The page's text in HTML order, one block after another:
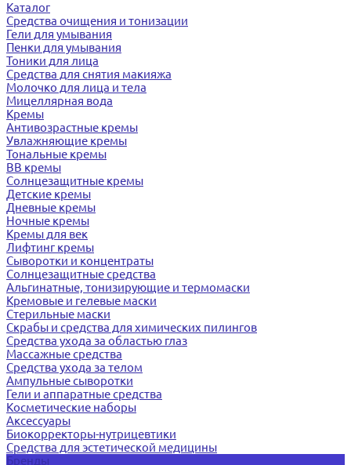
Каталог
Средства очищения и тонизации
Гели для умывания
Пенки для умывания
Тоники для лица
Средства для снятия макияжа
Молочко для лица и тела
Мицеллярная вода
Кремы
Антивозрастные кремы
Увлажняющие кремы
Тональные кремы
BB кремы
Солнцезащитные кремы
Детские кремы
Дневные кремы
Ночные кремы
Кремы для век
Лифтинг кремы
Сыворотки и концентраты
Солнцезащитные средства
Альгинатные, тонизирующие и термомаски
Кремовые и гелевые маски
Стерильные маски
Скрабы и средства для химических пилингов
Средства ухода за областью глаз
Массажные средства
Средства ухода за телом
Ампульные сыворотки
Гели и аппаратные средства
Косметические наборы
Аксессуары
Биокорректоры-нутрицевтики
Средства для эстетической медицины
Бренды